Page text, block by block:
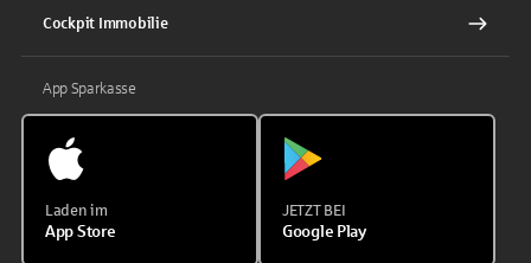
Cockpit Immobilie
App Sparkasse
Laden im
App Store
JETZT BEI
Google Play